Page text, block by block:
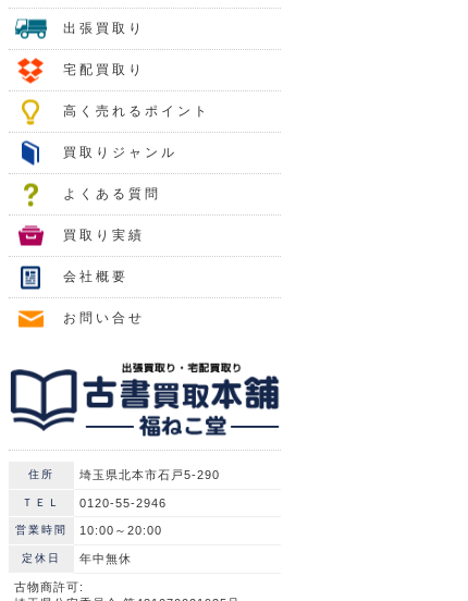
出張買取り
宅配買取り
高く売れるポイント
買取りジャンル
よくある質問
買取り実績
会社概要
お問い合せ
住所 埼玉県北本市石戸5-290
ＴＥＬ 0120-55-2946
営業時間 10:00～20:00
定休日 年中無休
古物商許可: